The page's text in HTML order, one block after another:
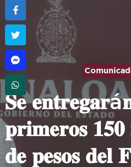
𝐒𝐞
𝐩𝐫𝐢𝐦𝐞𝐫𝐨𝐬 𝟏𝟓𝟎
𝐝𝐞 𝐩𝐞𝐬𝐨𝐬 𝐝𝐞𝐥